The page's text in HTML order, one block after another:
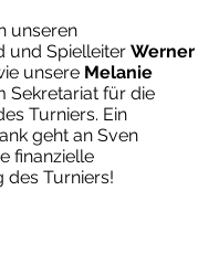
unseren
und Spielleiter Werner
unsere Melanie
Sekretariat für die
Turniers. Ein
geht an Sven
finanzielle
des Turniers!